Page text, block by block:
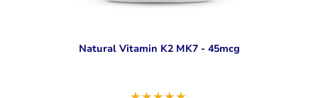
Natural Vitamin K2 MK7 - 45mcg